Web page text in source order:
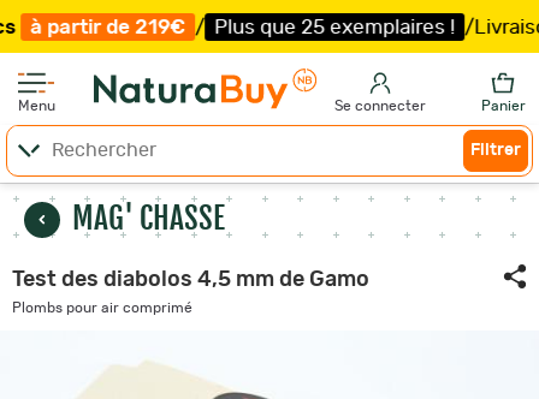
/ Plus que 25 exemplaires ! / Livraison offerte et
Menu Se connecter Panier
Filtrer
MAG' CHASSE
Test des diabolos 4,5 mm de Gamo
Plombs pour air comprimé